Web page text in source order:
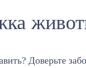
Доверьте